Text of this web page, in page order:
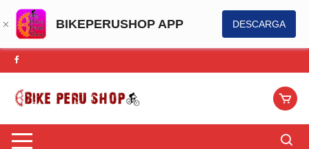
BIKEPERUSHOP APP DESCARGA
Saltar
al
contenido